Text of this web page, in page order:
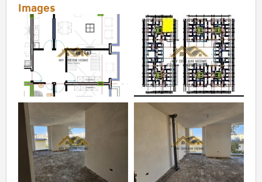
Images